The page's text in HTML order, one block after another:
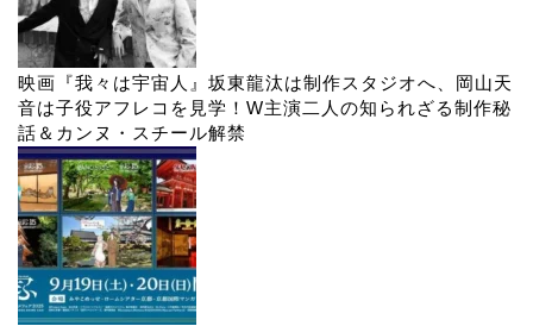
映画『我々は宇宙人』坂東龍汰は制作スタジオへ、岡山天
音は子役アフレコを見学！W主演二人の知られざる制作秘
話＆カンヌ・スチール解禁